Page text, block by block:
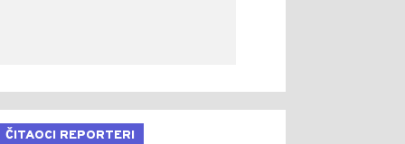
ČITAOCI REPORTERI